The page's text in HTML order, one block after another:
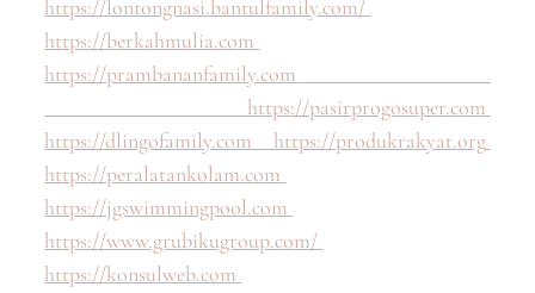
https://lontongnasi.bantulfamily.com/
https://berkahmulia.com
https://prambananfamily.com
https://pasirprogosuper.com
https://dlingofamily.com https://produkrakyat.org
https://peralatankolam.com
https://jgswimmingpool.com
https://www.grubikugroup.com/
https://konsulweb.com